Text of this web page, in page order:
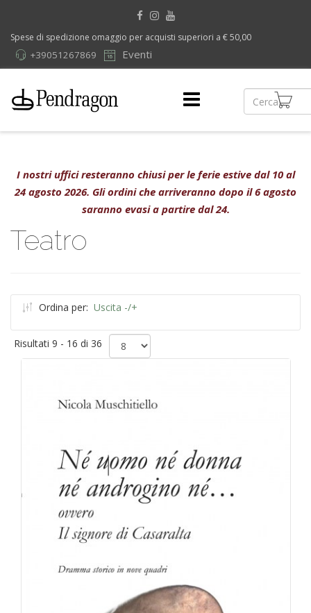
Spese di spedizione omaggio per acquisti superiori a € 50,00
Eventi
+39051267869
I nostri uffici resteranno chiusi per le ferie estive dal 10 al
24 agosto 2026. Gli ordini che arriveranno dopo il 6 agosto
saranno evasi a partire dal 24.
Teatro
Ordina per: Uscita -/+
Risultati 9 - 16 di 36